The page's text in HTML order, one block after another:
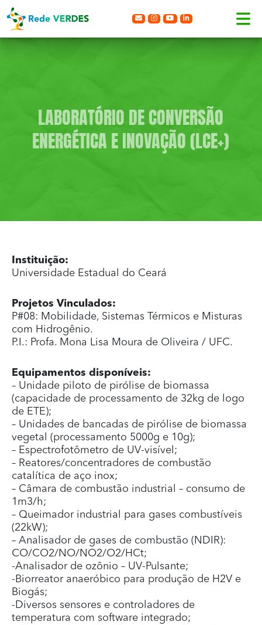
LABORATÓRIO DE CONVERSÃO
ENERGÉTICA E INOVAÇÃO (LCE+)
Instituição:
Universidade Estadual do Ceará
Projetos Vinculados:
P#08: Mobilidade, Sistemas Térmicos e Misturas
com Hidrogênio.
P.I.: Profa. Mona Lisa Moura de Oliveira / UFC.
Equipamentos disponíveis:
– Unidade piloto de pirólise de biomassa
(capacidade de processamento de 32kg de logo
de ETE);
– Unidades de bancadas de pirólise de biomassa
vegetal (processamento 5000g e 10g);
– Espectrofotômetro de UV-visível;
– Reatores/concentradores de combustão
catalítica de aço inox;
– Câmara de combustão industrial – consumo de
1m3/h;
– Queimador industrial para gases combustíveis
(22kW);
– Analisador de gases de combustão (NDIR):
CO/CO2/NO/NO2/O2/HCt;
-Analisador de ozônio – UV-Pulsante;
-Biorreator anaeróbico para produção de H2V e
Biogás;
-Diversos sensores e controladores de
temperatura com software integrado;